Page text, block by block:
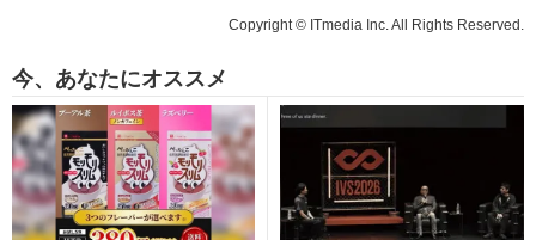
Copyright © ITmedia Inc. All Rights Reserved.
今、あなたにオススメ